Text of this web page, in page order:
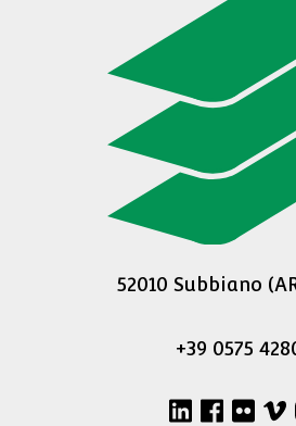
52010 Subbiano
+39 0575